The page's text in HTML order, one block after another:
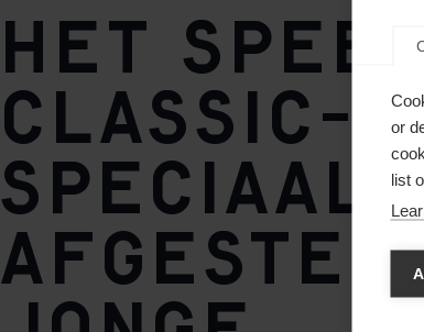
TURNAMIC® Race Classic
Gewicht per stuk
320g
Het
Classic-
speciaal
or
list